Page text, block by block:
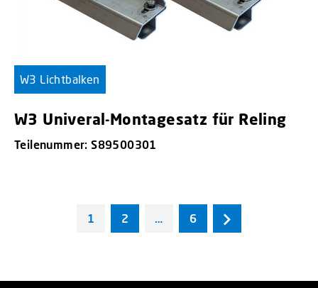
W3 Lichtbalken
W3 Univeral-Montagesatz für Reling
Teilenummer: S89500301
1 2 … 6